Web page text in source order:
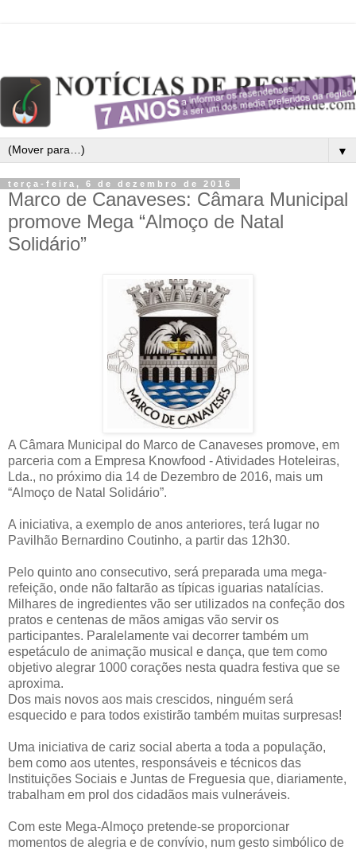
▼
terça-feira, 6 de dezembro de 2016
Marco de Canaveses: Câmara Municipal
promove Mega “Almoço de Natal
Solidário”
A Câmara Municipal do Marco de Canaveses promove, em
parceria com a Empresa Knowfood - Atividades Hoteleiras,
Lda., no próximo dia 14 de Dezembro de 2016, mais um
“Almoço de Natal Solidário”.
A iniciativa, a exemplo de anos anteriores, terá lugar no
Pavilhão Bernardino Coutinho, a partir das 12h30.
Pelo quinto ano consecutivo, será preparada uma mega-
refeição, onde não faltarão as típicas iguarias natalícias.
Milhares de ingredientes vão ser utilizados na confeção dos
pratos e centenas de mãos amigas vão servir os
participantes. Paralelamente vai decorrer também um
espetáculo de animação musical e dança, que tem como
objetivo alegrar 1000 corações nesta quadra festiva que se
aproxima.
Dos mais novos aos mais crescidos, ninguém será
esquecido e para todos existirão também muitas surpresas!
Uma iniciativa de cariz social aberta a toda a população,
bem como aos utentes, responsáveis e técnicos das
Instituições Sociais e Juntas de Freguesia que, diariamente,
trabalham em prol dos cidadãos mais vulneráveis.
Com este Mega-Almoço pretende-se proporcionar
momentos de alegria e de convívio, num gesto simbólico de